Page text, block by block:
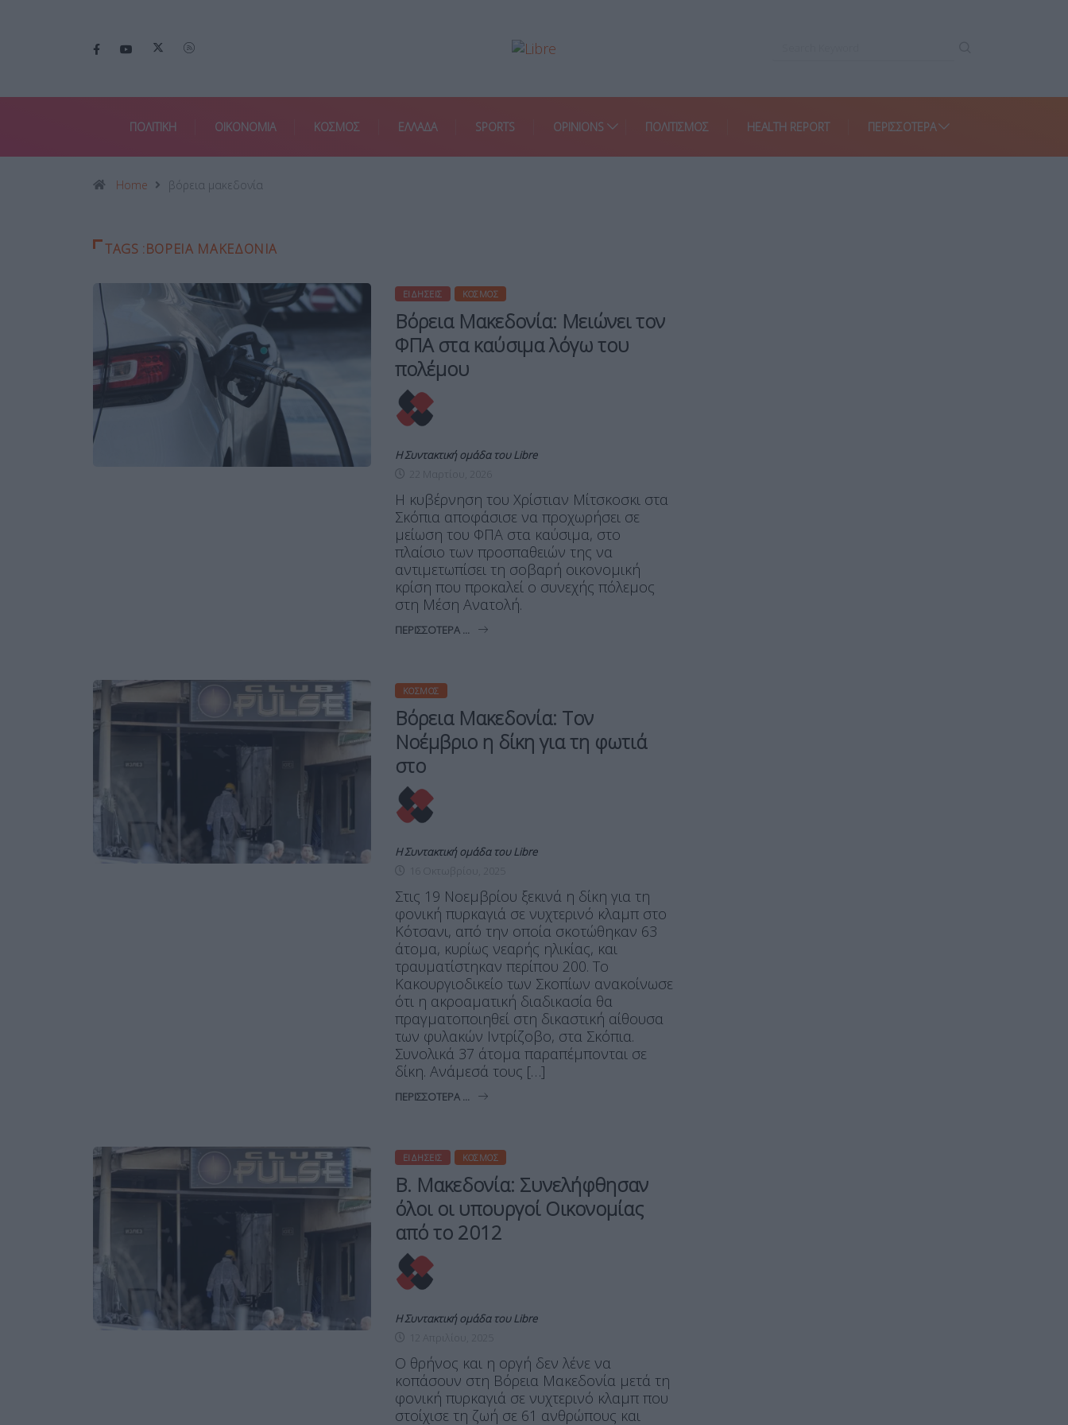
ΠΟΛΙΤΙΚΗ ΟΙΚΟΝΟΜΙΑ ΚΟΣΜΟΣ ΕΛΛΑΔΑ SPORTS OPINIONS ΠΟΛΙΤΙΣΜΟΣ HEALTH REPORT ΠΕΡΙΣΣΌΤΕΡΑ
Home βόρεια μακεδονία
TAGS :ΒΌΡΕΙΑ ΜΑΚΕΔΟΝΊΑ
ΕΙΔΉΣΕΙΣ ΚΌΣΜΟΣ
Βόρεια Μακεδονία: Μειώνει τον
ΦΠΑ στα καύσιμα λόγω του
πολέμου
Η Συντακτική ομάδα του Libre
Η κυβέρνηση του Χρίστιαν Μίτσκοσκι στα
Σκόπια αποφάσισε να προχωρήσει σε
μείωση του ΦΠΑ στα καύσιμα, στο
πλαίσιο των προσπαθειών της να
αντιμετωπίσει τη σοβαρή οικονομική
κρίση που προκαλεί ο συνεχής πόλεμος
στη Μέση Ανατολή.
ΠΕΡΙΣΣΌΤΕΡΑ ...
ΚΌΣΜΟΣ
Βόρεια Μακεδονία: Τον
Νοέμβριο η δίκη για τη φωτιά
στο
Η Συντακτική ομάδα του Libre
16 Οκτωβρίου, 2025
Στις 19 Νοεμβρίου ξεκινά η δίκη για τη
φονική πυρκαγιά σε νυχτερινό κλαμπ στο
Κότσανι, από την οποία σκοτώθηκαν 63
άτομα, κυρίως νεαρής ηλικίας, και
τραυματίστηκαν περίπου 200. Το
Κακουργιοδικείο των Σκοπίων ανακοίνωσε
ότι η ακροαματική διαδικασία θα
πραγματοποιηθεί στη δικαστική αίθουσα
των φυλακών Ιντρίζοβο, στα Σκόπια.
Συνολικά 37 άτομα παραπέμπονται σε
δίκη. Ανάμεσά τους […]
ΠΕΡΙΣΣΌΤΕΡΑ ...
ΕΙΔΉΣΕΙΣ ΚΌΣΜΟΣ
Β. Μακεδονία: Συνελήφθησαν
όλοι οι υπουργοί Οικονομίας
από το 2012
Η Συντακτική ομάδα του Libre
Ο θρήνος και η οργή δεν λένε να
κοπάσουν στη Βόρεια Μακεδονία μετά τη
φονική πυρκαγιά σε νυχτερινό κλαμπ που
στοίχισε τη ζωή σε 61 ανθρώπους και